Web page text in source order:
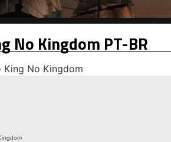
No Kingdom PT-BR